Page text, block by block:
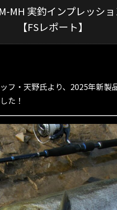
MH 実釣インプレッシ
【FSレポート】
フ・天野氏より、2025年新製
た！